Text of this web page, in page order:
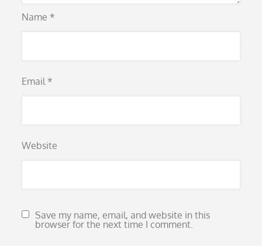
Name *
Email *
Website
Save my name, email, and website in this
browser for the next time I comment.